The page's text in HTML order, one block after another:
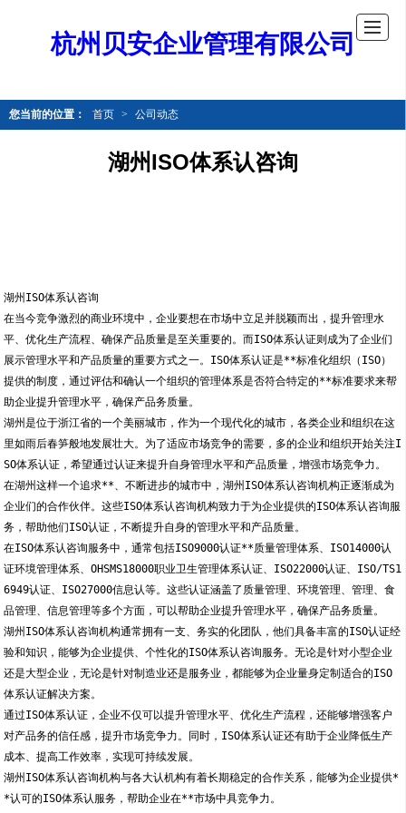
杭州贝安企业管理有限公司
您当前的位置： 首页 > 公司动态
湖州ISO体系认咨询
湖州ISO体系认咨询
在当今竞争激烈的商业环境中，企业要想在市场中立足并脱颖而出，提升管理水
平、优化生产流程、确保产品质量是至关重要的。而ISO体系认证则成为了企业们
展示管理水平和产品质量的重要方式之一。ISO体系认证是**标准化组织（ISO）
提供的制度，通过评估和确认一个组织的管理体系是否符合特定的**标准要求来帮
助企业提升管理水平，确保产品务质量。
湖州是位于浙江省的一个美丽城市，作为一个现代化的城市，各类企业和组织在这
里如雨后春笋般地发展壮大。为了适应市场竞争的需要，多的企业和组织开始关注I
SO体系认证，希望通过认证来提升自身管理水平和产品质量，增强市场竞争力。
在湖州这样一个追求**、不断进步的城市中，湖州ISO体系认咨询机构正逐渐成为
企业们的合作伙伴。这些ISO体系认咨询机构致力于为企业提供的ISO体系认咨询服
务，帮助他们ISO认证，不断提升自身的管理水平和产品质量。
在ISO体系认咨询服务中，通常包括ISO9000认证**质量管理体系、ISO14000认
证环境管理体系、OHSMS18000职业卫生管理体系认证、ISO22000认证、ISO/TS1
6949认证、ISO27000信息认等。这些认证涵盖了质量管理、环境管理、管理、食
品管理、信息管理等多个方面，可以帮助企业提升管理水平，确保产品务质量。
湖州ISO体系认咨询机构通常拥有一支、务实的化团队，他们具备丰富的ISO认证经
验和知识，能够为企业提供、个性化的ISO体系认咨询服务。无论是针对小型企业
还是大型企业，无论是针对制造业还是服务业，都能够为企业量身定制适合的ISO
体系认证解决方案。
通过ISO体系认证，企业不仅可以提升管理水平、优化生产流程，还能够增强客户
对产品务的信任感，提升市场竞争力。同时，ISO体系认证还有助于企业降低生产
成本、提高工作效率，实现可持续发展。
湖州ISO体系认咨询机构与各大认机构有着长期稳定的合作关系，能够为企业提供*
*认可的ISO体系认服务，帮助企业在**市场中具竞争力。